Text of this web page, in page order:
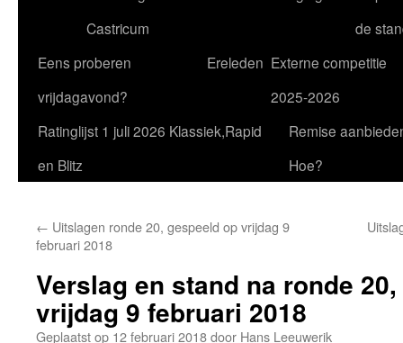
Castricum
de
Eens proberen
vrijdagavond?
Ereleden Externe competitie
2025-2026
Ratinglijst 1 juli 2026 Klassiek,Rapid
en Blitz
Remise
Hoe?
← Uitslagen ronde 20, gespeeld op vrijdag 9
februari 2018
Verslag en stand na ronde
vrijdag 9 februari 2018
Geplaatst op 12 februari 2018door Hans Leeuwerik